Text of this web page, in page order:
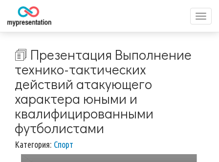
меню
🗊 Презентация Выполнение
технико-тактических
действий атакующего
характера юными и
квалифицированными
футболистами
Категория: Спорт